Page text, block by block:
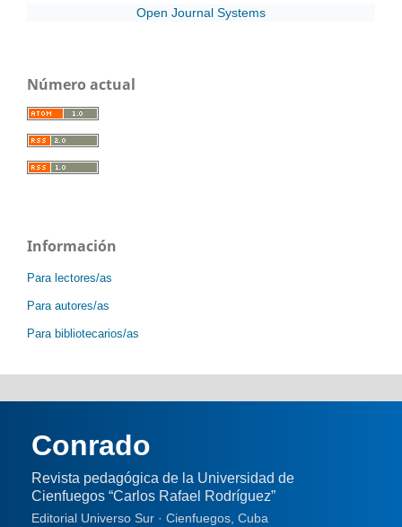
Open Journal Systems
Número actual
Información
Para lectores/as
Para autores/as
Para bibliotecarios/as
Conrado
Revista pedagógica de la Universidad de
Cienfuegos “Carlos Rafael Rodríguez”
Editorial Universo Sur · Cienfuegos, Cuba